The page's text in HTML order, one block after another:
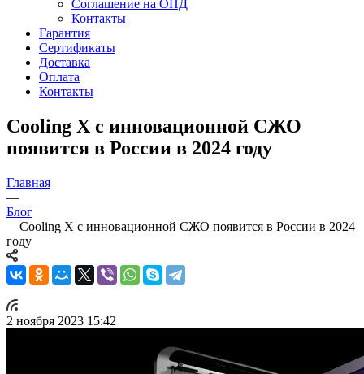
Соглашение на ОПД
Контакты
Гарантия
Сертификаты
Доставка
Оплата
Контакты
Cooling X с инновационной СЖО
появится в России в 2024 году
Главная
—
Блог
—Cooling X с инновационной СЖО появится в России в 2024
году
2 ноября 2023 15:42